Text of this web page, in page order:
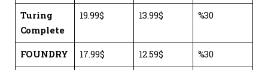
Turing
Complete
19.99$ 13.99$ %30
FOUNDRY 17.99$ 12.59$
%30